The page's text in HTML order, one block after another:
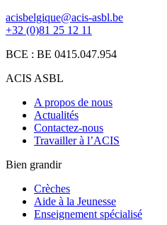
acisbelgique@acis-asbl.be
+32 (0)81 25 12 11
BCE : BE 0415.047.954
ACIS ASBL
A propos de nous
Actualités
Contactez-nous
Travailler à l’ACIS
Bien grandir
Crèches
Aide à la Jeunesse
Enseignement spécialisé